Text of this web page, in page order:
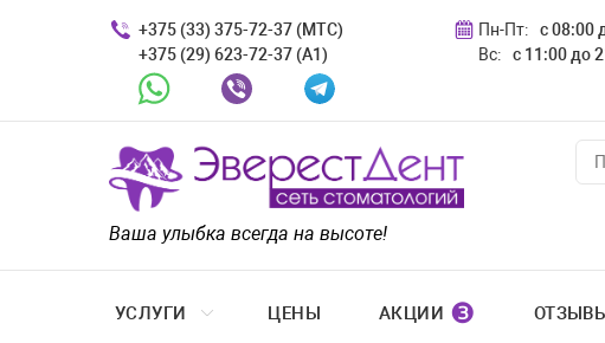
+375 (33) 375-72-37 (МТС)
+375 (29) 623-72-37 (A1)
Whatsapp Viber Telegram
Пн-Пт: с 08:00
Вс:
с 11:00 до
Ваша улыбка всегда на высоте!
УСЛУГИ ЦЕНЫ АКЦИИ ❸